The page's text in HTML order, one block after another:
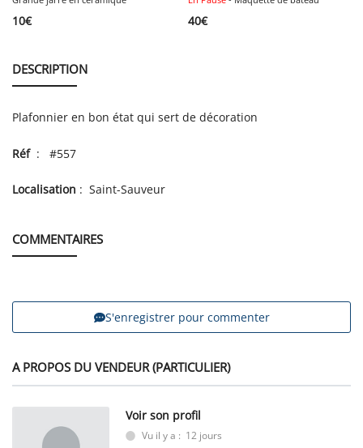
10€ 40€
DESCRIPTION
Plafonnier en bon état qui sert de décoration
Réf: #557
Localisation : Saint-Sauveur
COMMENTAIRES
S'enregistrer pour commenter
A PROPOS DU VENDEUR (PARTICULIER)
Voir son profil
Vu il y a : 12 jours